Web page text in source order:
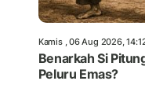
Kamis , 06 Aug 2026,
Benarkah Si
Peluru Emas?